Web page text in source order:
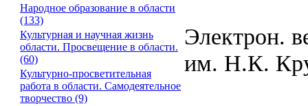
Народное образование в области
(133)
Культурная и научная жизнь
области. Просвещение в области.
(60)
Культурно-просветительная
работа в области. Самодеятельное
творчество (9)
Электрон.
им. Н.К.